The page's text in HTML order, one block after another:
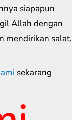
siapapun
Allah dengan
mendirikan salat,
sekarang